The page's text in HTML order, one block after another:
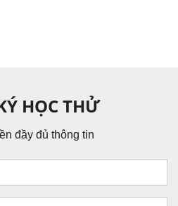
HỌC THỬ
đầy đủ thông tin